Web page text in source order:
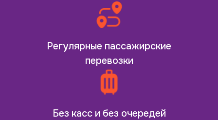
Регулярные пассажирские
перевозки
Без касс и без очередей